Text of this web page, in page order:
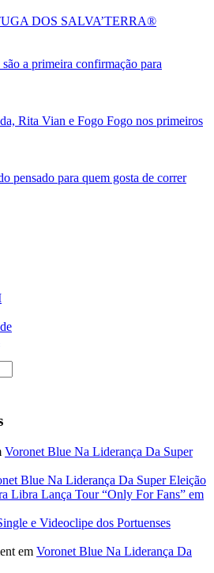
DOS SALVA’TERRA®
a primeira confirmação para
Rita Vian e Fogo Fogo nos primeiros
pensado para quem gosta de correr
Voronet Blue Na Liderança Da Super
Blue Na Liderança Da Super Eleição
Libra Lança Tour “Only For Fans” em
e Videoclipe dos Portuenses
em Voronet Blue Na Liderança Da